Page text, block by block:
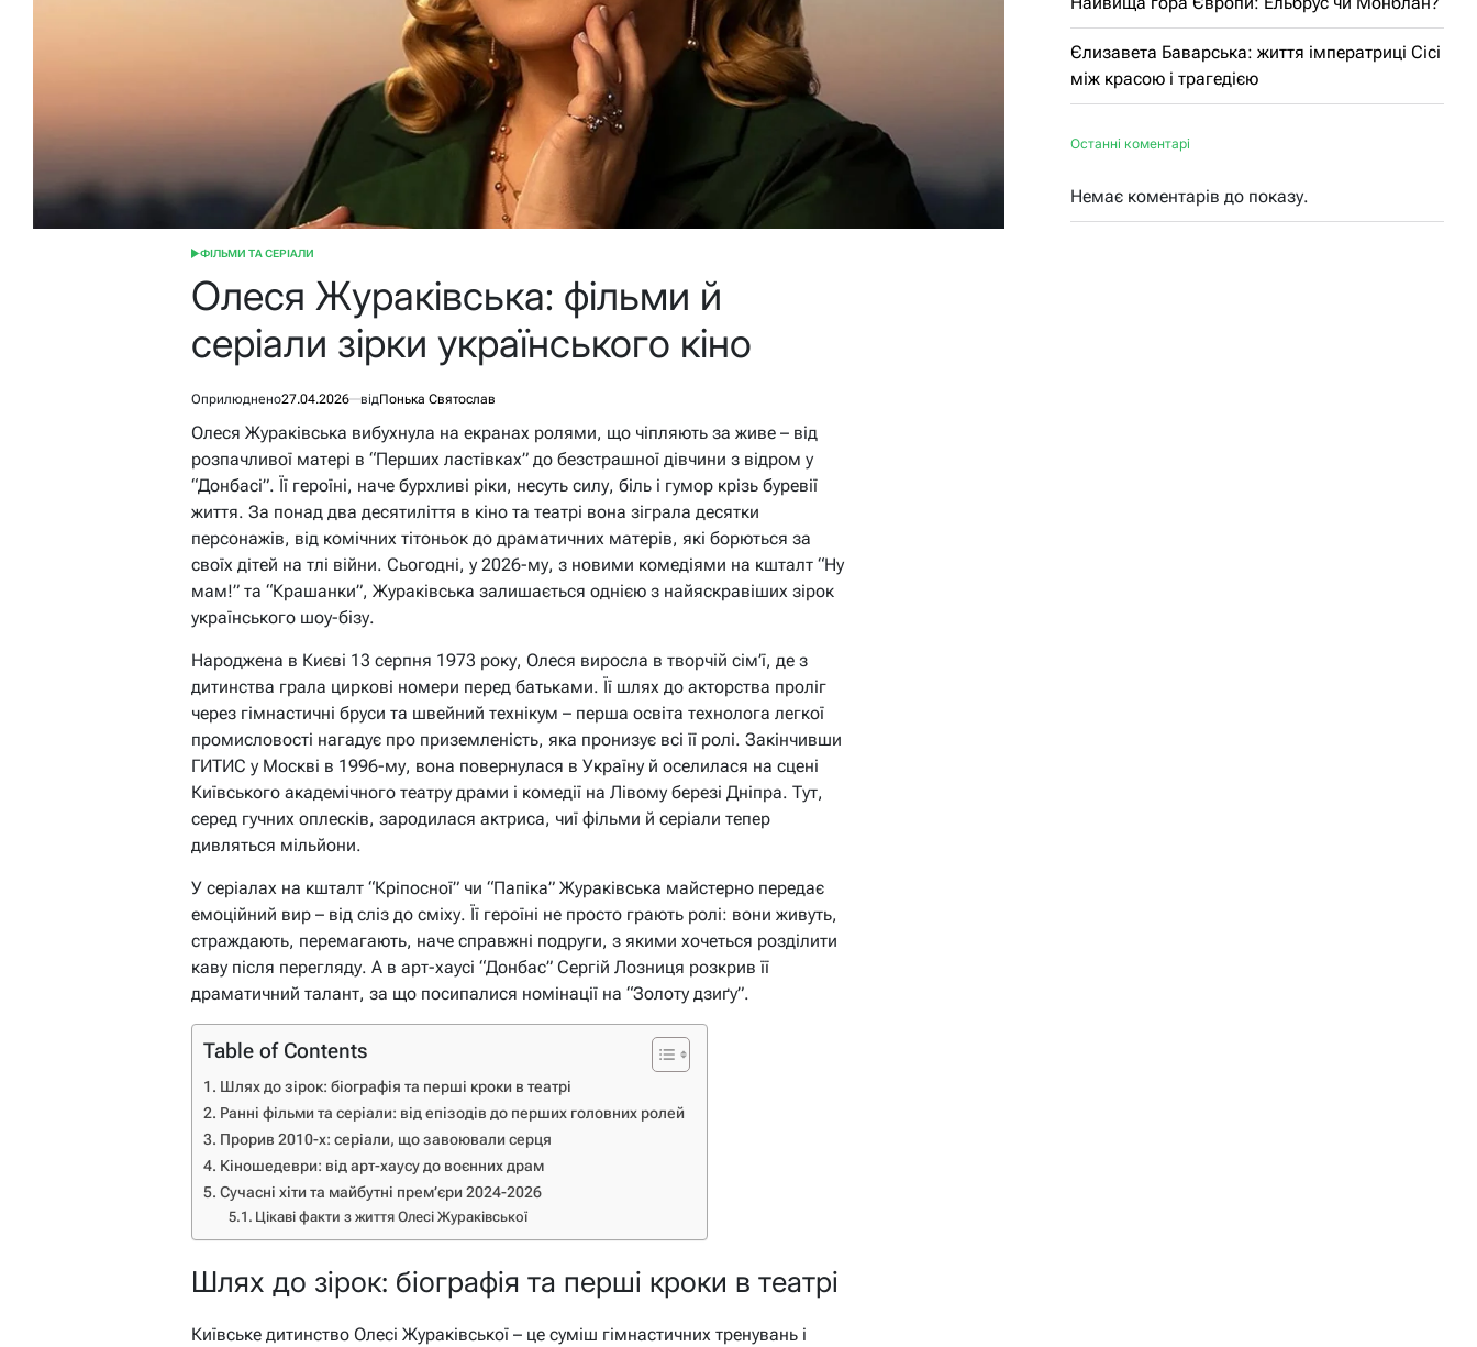
ОПУБЛІКУВАТИ
ФІЛЬМИ ТА СЕРІАЛИ
Олеся Жураківська: фільми й
серіали зірки українського кіно
Оприлюднено27.04.2026 відПонька Святослав
Олеся Жураківська вибухнула на екранах ролями, що чіпляють за живе – від
розпачливої матері в “Перших ластівках” до безстрашної дівчини з відром у
“Донбасі”. Її героїні, наче бурхливі ріки, несуть силу, біль і гумор крізь буревії
життя. За понад два десятиліття в кіно та театрі вона зіграла десятки
персонажів, від комічних тітоньок до драматичних матерів, які борються за
своїх дітей на тлі війни. Сьогодні, у 2026-му, з новими комедіями на кшталт “Ну
мам!” та “Крашанки”, Жураківська залишається однією з найяскравіших зірок
українського шоу-бізу.
Народжена в Києві 13 серпня 1973 року, Олеся виросла в творчій сім’ї, де з
дитинства грала циркові номери перед батьками. Її шлях до акторства проліг
через гімнастичні бруси та швейний технікум – перша освіта технолога легкої
промисловості нагадує про приземленість, яка пронизує всі її ролі. Закінчивши
ГИТИС у Москві в 1996-му, вона повернулася в Україну й оселилася на сцені
Київського академічного театру драми і комедії на Лівому березі Дніпра. Тут,
серед гучних оплесків, зародилася актриса, чиї фільми й серіали тепер
дивляться мільйони.
У серіалах на кшталт “Кріпосної” чи “Папіка” Жураківська майстерно передає
емоційний вир – від сліз до сміху. Її героїні не просто грають ролі: вони живуть,
страждають, перемагають, наче справжні подруги, з якими хочеться розділити
каву після перегляду. А в арт-хаусі “Донбас” Сергій Лозниця розкрив її
драматичний талант, за що посипалися номінації на “Золоту дзиґу”.
Table of Contents
Шлях до зірок: біографія та перші кроки в театрі
Ранні фільми та серіали: від епізодів до перших головних ролей
Прорив 2010-х: серіали, що завоювали серця
Кіношедеври: від арт-хаусу до воєнних драм
Сучасні хіти та майбутні прем’єри 2024-2026
Цікаві факти з життя Олесі Жураківської
Шлях до зірок: біографія та перші кроки в театрі
Київське дитинство Олесі Жураківської – це суміш гімнастичних тренувань і
Єлизавета Баварська: життя імператриці Сісі
між красою і трагедією
Останні коментарі
Немає коментарів до показу.